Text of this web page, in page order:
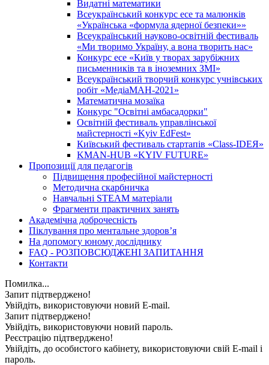
Видатні математики
Всеукраїнський конкурс есе та малюнків
«Українська «формула ядерної безпеки»»
Всеукраїнський науково-освітній фестиваль
«Ми творимо Україну, а вона творить нас»
Конкурс есе «Київ у творах зарубіжних
письменників та в іноземних ЗМІ»
Всеукраїнський творчий конкурс учнівських
робіт «МедіаМАН-2021»
Математична мозаїка
Конкурс "Освітні амбасадорки"
Освітній фестиваль управлінської
майстерності «Kyiv EdFest»
Київський фестиваль стартапів «Class-IDEЯ»
KMAN-HUB «KYIV FUTURE»
Пропозиції для педагогів
Підвищення професійної майстерності
Методична скарбничка
Навчальні STEAM матеріали
Фрагменти практичних занять
Академічна доброчесність
Піклування про ментальне здоровʼя
На допомогу юному досліднику
FAQ - РОЗПОВСЮДЖЕНІ ЗАПИТАННЯ
Контакти
Помилка...
Запит підтверджено!
Увійдіть, використовуючи новий E-mail.
Запит підтверджено!
Увійдіть, використовуючи новий пароль.
Реєстрацію підтверджено!
Увійдіть, до особистого кабінету, використовуючи свій E-mail і
пароль.